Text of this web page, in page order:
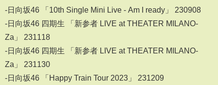
-日向坂46 「10th Single Mini Live - Am I ready」 230908
-日向坂46 四期生 「新参者 LIVE at THEATER MILANO-
Za」 231118
-日向坂46 四期生 「新参者 LIVE at THEATER MILANO-
Za」 231130
-日向坂46 「Happy Train Tour 2023」 231209